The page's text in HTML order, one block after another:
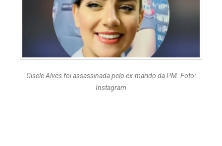
Gisele Alves foi assassinada pelo ex-marido da PM. Foto:
Instagram